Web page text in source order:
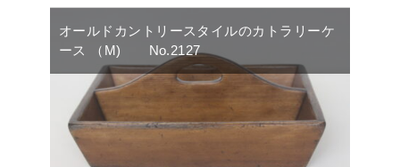
オールドカントリースタイルのカトラリーケ
ース （M) No.2127